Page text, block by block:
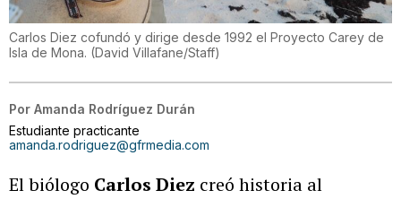
Carlos Diez cofundó y dirige desde 1992 el Proyecto Carey de
Isla de Mona. (David Villafane/Staff)
Por Amanda Rodríguez Durán
Estudiante practicante
amanda.rodriguez@gfrmedia.com
El biólogo Carlos Diez creó historia al